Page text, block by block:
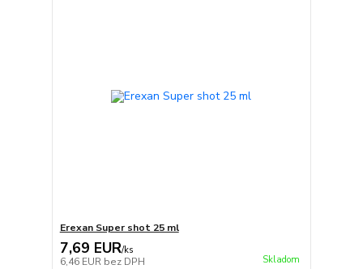
Erexan Super shot 25 ml
7,69 EUR/ks
6,46 EUR bez DPH Skladom